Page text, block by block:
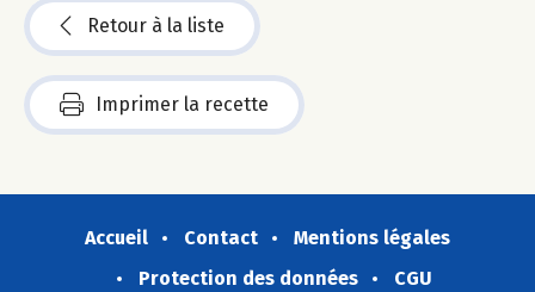
Retour à la liste
Imprimer la recette
Accueil Contact
Mentions légales
Protection des données
CGU